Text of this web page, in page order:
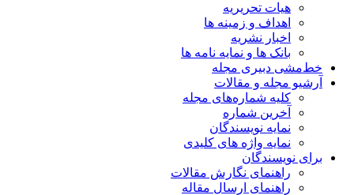
هیات تحریریه
اهداف و زمینه ها
اخبار نشریه
بانک ها و نمایه نامه ها
خط‌مشی دبیری مجله
آرشیو مجله و مقالات
کلیه شماره‌های مجله
آخرین شماره
نمایه نویسندگان
نمایه واژه های کلیدی
برای نویسندگان
راهنمای نگارش مقالات
راهنمای ارسال مقاله